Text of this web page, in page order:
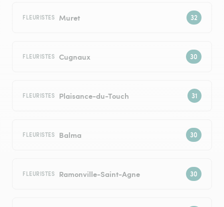
FLEURISTES Muret
FLEURISTES Cugnaux
FLEURISTES Plaisance-du-Touch
FLEURISTES Balma
FLEURISTES Ramonville-Saint-Agne